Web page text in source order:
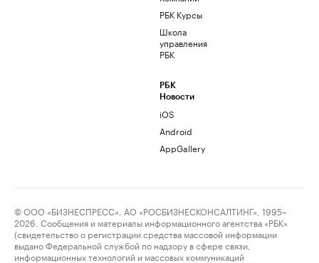
РБК Курсы
Школа
управления
РБК
РБК
Новости
iOS
Android
AppGallery
© ООО «БИЗНЕСПРЕСС», АО «РОСБИЗНЕСКОНСАЛТИНГ», 1995–
2026. Сообщения и материалы информационного агентства «РБК»
(свидетельство о регистрации средства массовой информации
выдано Федеральной службой по надзору в сфере связи,
информационных технологий и массовых коммуникаций